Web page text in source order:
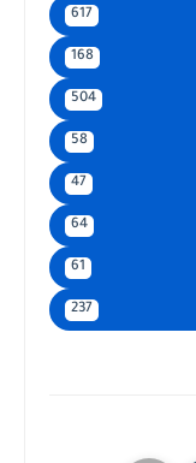
617
168
504
58
47
64
61
237